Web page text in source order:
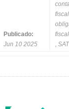
Publicado:
Jun 10 2025
fiscal
, SAT